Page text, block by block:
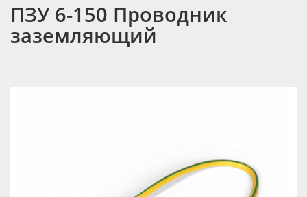
ПЗУ 6-150 Проводник
заземляющий